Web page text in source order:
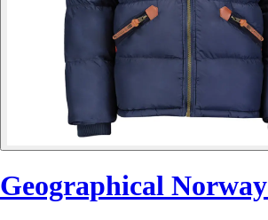
Geographical Norway